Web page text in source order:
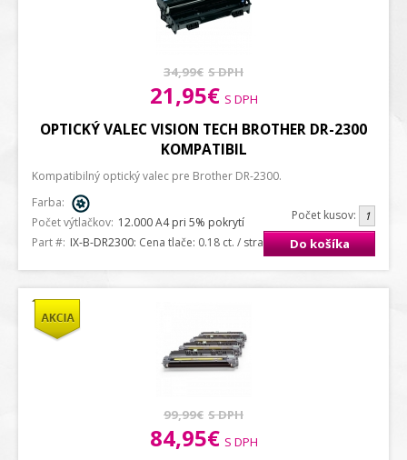
34,99€ S DPH
21,95€ S DPH
Počet kusov:
Do košíka
OPTICKÝ VALEC VISION TECH BROTHER DR-2300
KOMPATIBIL
Kompatibilný optický valec pre Brother DR-2300.
Farba:
Počet výtlačkov: 12.000 A4 pri 5% pokrytí
Part #: IX-B-DR2300: Cena tlače: 0.18 ct. / strana A4
99,99€ S DPH
84,95€ S DPH